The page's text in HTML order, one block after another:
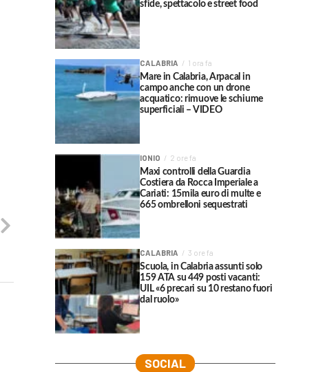
sfide, spettacolo e street food
CALABRIA 1 ora fa
Mare in Calabria, Arpacal in
campo anche con un drone
acquatico: rimuove le schiume
superficiali – VIDEO
IONIO 2 ore fa
Maxi controlli della Guardia
Costiera da Rocca Imperiale a
Cariati: 15mila euro di multe e
665 ombrelloni sequestrati
CALABRIA 3 ore fa
Scuola, in Calabria assunti solo
159 ATA su 449 posti vacanti:
UIL «6 precari su 10 restano fuori
dal ruolo»
SOCIAL